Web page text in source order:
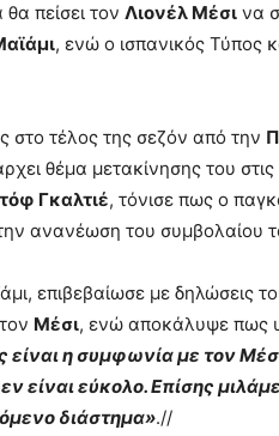
θα πείσει τον Λιονέλ Μέσι να
, ενώ ο ισπανικός Τύπος
στο τέλος της σεζόν από την
θέμα μετακίνησης του
Γκαλτιέ, τόνισε πως ο
ανανέωση του συμβολαίου
επιβεβαίωσε με δηλώσεις
Μέσι, ενώ αποκάλυψε πως
είναι η συμφωνία με τον
είναι εύκολο. Επίσης
διάστημα».//